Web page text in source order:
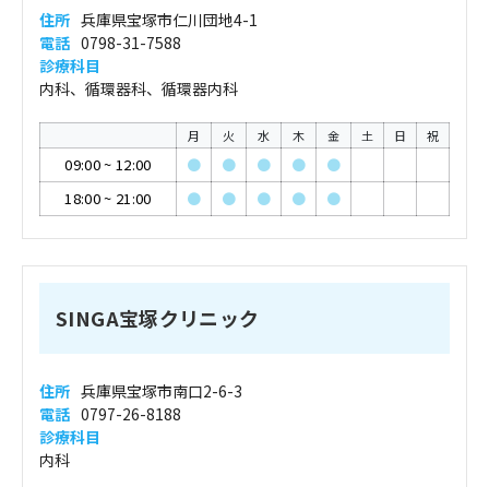
住所 兵庫県宝塚市仁川団地4-1
電話 0798-31-7588
診療科目
内科、循環器科、循環器内科
月 火 水 木 金 土 日 祝
09:00~ 12:00 ● ● ● ●
●
18:00~ 21:00 ● ● ● ● ●
SINGA宝塚クリニック
住所 兵庫県宝塚市南口2-6-3
電話 0797-26-8188
診療科目
内科